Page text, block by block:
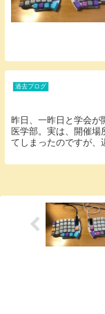
過去ブログ
昨日、一昨日と学会
医学部。実は、開催場
てしまったのですが、